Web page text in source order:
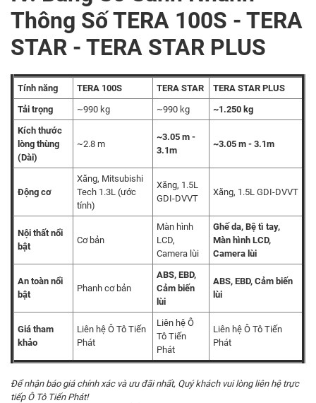
Thông Số TERA 100S - TERA
STAR - TERA STAR PLUS
Tính năng TERA 100S TERA STAR
TERA STAR PLUS
Tải trọng
~990 kg ~990 kg
~1.250 kg
Kích thước
lòng thùng
(Dài)
~2.8 m
~3.05 m -
3.1m
~3.05 m - 3.1m
Động cơ
Xăng, Mitsubishi
Tech 1.3L (ước
tính)
Xăng, 1.5L
GDI-DVVT
Xăng, 1.5L GDI-DVVT
Nội thất nổi
bật
Cơ bản
Màn hình
LCD,
Camera lùi
Ghế da, Bệ tì tay,
Màn hình LCD,
Camera lùi
An toàn nổi
bật
Phanh cơ bản
ABS, EBD,
Cảm biến
lùi
ABS, EBD, Cảm biến
lùi
Giá tham
khảo
Liên hệ Ô Tô Tiến
Phát
Liên hệ Ô
Tô Tiến
Phát
Liên hệ Ô Tô Tiến
Phát
Để nhận báo giá chính xác và ưu đãi nhất, Quý khách vui lòng liên hệ trực
tiếp Ô Tô Tiến Phát!